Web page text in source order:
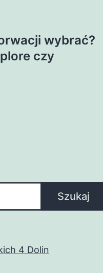
wybrać?
czy
Szukaj
4 Dolin